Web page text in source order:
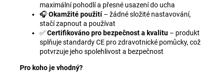
maximální pohodlí a přesné usazení do ucha
🎧Okamžité použití– žádné složité nastavování,
stačí zapnout a používat
✅Certifikováno pro bezpečnost a kvalitu – produkt
splňuje standardy CE pro zdravotnické pomůcky, což
potvrzuje jeho spolehlivost a bezpečnost
Pro koho je vhodný?